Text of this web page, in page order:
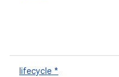
lifecycle *